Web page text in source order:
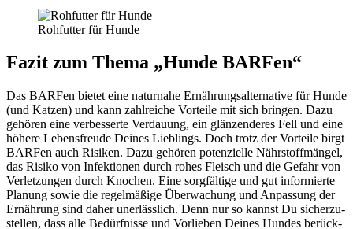
Roh­fut­ter für Hun­de
Fazit zum The­ma „Hun­de BAR­Fen“
Das BAR­Fen bie­tet eine natur­na­he Ernäh­rungs­al­ter­na­ti­ve für Hun­de
(und Kat­zen) und kann zahl­rei­che Vor­tei­le mit sich brin­gen. Dazu
gehö­ren eine ver­bes­ser­te Ver­dau­ung, ein glän­zen­de­res Fell und eine
höhe­re Lebens­freu­de Dei­nes Lieb­lings. Doch trotz der Vor­tei­le birgt
BAR­Fen auch Risi­ken. Dazu gehö­ren poten­zi­el­le Nähr­stoff­män­gel,
das Risi­ko von Infek­tio­nen durch rohes Fleisch und die Gefahr von
Ver­let­zun­gen durch Kno­chen. Eine sorg­fäl­ti­ge und gut infor­mier­te
Pla­nung sowie die regel­mä­ßi­ge Über­wa­chung und Anpas­sung der
Ernäh­rung sind daher uner­läss­lich. Denn nur so kannst Du sicher­zu­
stel­len, dass alle Bedürf­nis­se und Vor­lie­ben Dei­nes Hun­des berück­